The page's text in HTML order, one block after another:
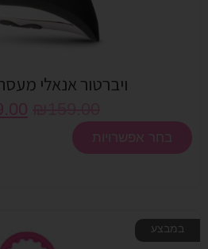
ויברטור אנאלי
בחר אפשרויות
במבצע